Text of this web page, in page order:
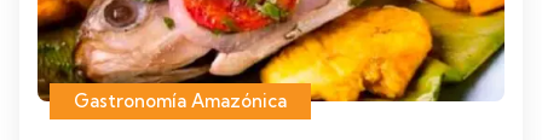
Gastronomía Amazónica